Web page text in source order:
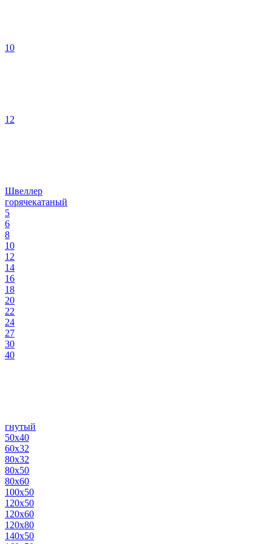
10
12
Швеллер
горячекатаный
5
6
8
10
12
14
16
18
20
22
24
27
30
40
гнутый
50х40
60х32
80х32
80х50
80х60
100х50
120х50
120х60
120х80
140х50